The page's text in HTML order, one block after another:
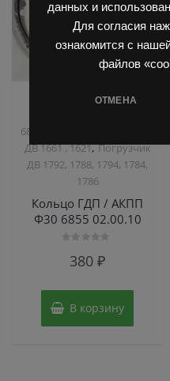
данных и
Для согласия
ознакомится с
файлов
ОТМЕНА
Запчасти Балканкар
6860/6855/6870
ДВ 1661 , 1621,Погрузчик
ДВ 1792, 1788, 1794, 1784,
1786
Кольцо ГДП / АКПП
Ф30 6855 02.00.10
380₽
В корзину